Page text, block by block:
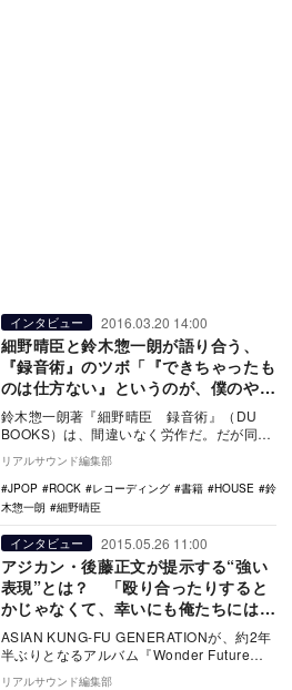
インタビュー 2016.03.20 14:00
細野晴臣と鈴木惣一朗が語り合う、
『録音術』のツボ「『できちゃったも
のは仕方ない』というのが、僕のやり
方」
鈴木惣一朗著『細野晴臣 録音術』（DU
BOOKS）は、間違いなく労作だ。だが同時
に、もしこれを音楽の録音に興味がある人
が読む専…
リアルサウンド編集部
JPOP
ROCK レコーディング 書籍 HOUSE
鈴
木惣一朗
細野晴臣
インタビュー 2015.05.26 11:00
アジカン・後藤正文が提示する“強い
表現”とは？ 「殴り合ったりすると
かじゃなくて、幸いにも俺たちにはペ
ンがある」
ASIAN KUNG-FU GENERATIONが、約2年
半ぶりとなるアルバム『Wonder Future』
をリリースした。 …
リアルサウンド編集部